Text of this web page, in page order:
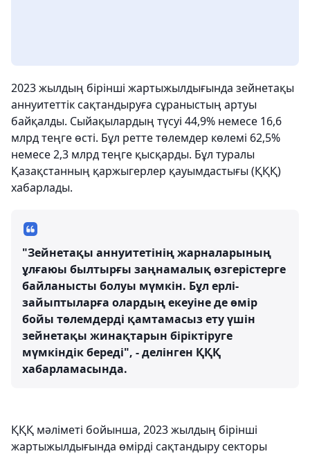
2023 жылдың бірінші жартыжылдығында зейнетақы
аннуитеттік сақтандыруға сұраныстың артуы
байқалды. Сыйақылардың түсуі 44,9% немесе 16,6
млрд теңге өсті. Бұл ретте төлемдер көлемі 62,5%
немесе 2,3 млрд теңге қысқарды. Бұл туралы
Қазақстанның қаржыгерлер қауымдастығы (ҚҚҚ)
хабарлады.
"Зейнетақы аннуитетінің жарналарының
ұлғаюы былтырғы заңнамалық өзгерістерге
байланысты болуы мүмкін. Бұл ерлі-
зайыптыларға олардың екеуіне де өмір
бойы төлемдерді қамтамасыз ету үшін
зейнетақы жинақтарын біріктіруге
мүмкіндік береді", - делінген ҚҚҚ
хабарламасында.
ҚҚҚ мәліметі бойынша, 2023 жылдың бірінші
жартыжылдығында өмірді сақтандыру секторы